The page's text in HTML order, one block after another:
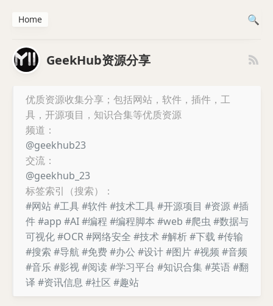
GeekHub资源分享
优质资源收集分享；包括网站，软件，插件，工
具，开源项目，知识合集等优质资源
频道：
@geekhub23
交流：
@geekhub_23
标签索引（搜索）：
#网站#工具#软件#技术工具#开源项目 #资源#插
件#app #AI#编程 #编程脚本 #web #爬虫 #数据与
可视化#OCR#网络安全 #技术#解析#下载 #传输
#搜索 #导航#免费#办公 #设计#图片#视频 #音频
#音乐#影视#阅读 #学习平台 #知识合集#英语#翻
译 #资讯信息 #社区 #趣站
Home